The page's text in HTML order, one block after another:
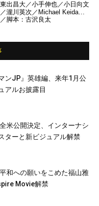
出昌大／小手伸也／小日向文
瀧川英次／Michael Keida／
川愛美／岡田義徳／桜井ユキ
ほか
脚本：古沢良太
ンJP』英雄編、来年1月公
アルお披露目
米公開決定、インターナシ
ターと新ビジュアル解禁
和への願いをこめた福山雅
Movie解禁